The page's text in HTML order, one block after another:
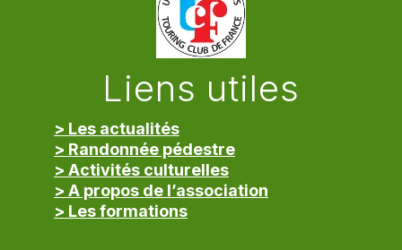
Liens utiles
> Les actualités
> Randonnée pédestre
> Activités culturelles
> A propos de l’association
> Les formations